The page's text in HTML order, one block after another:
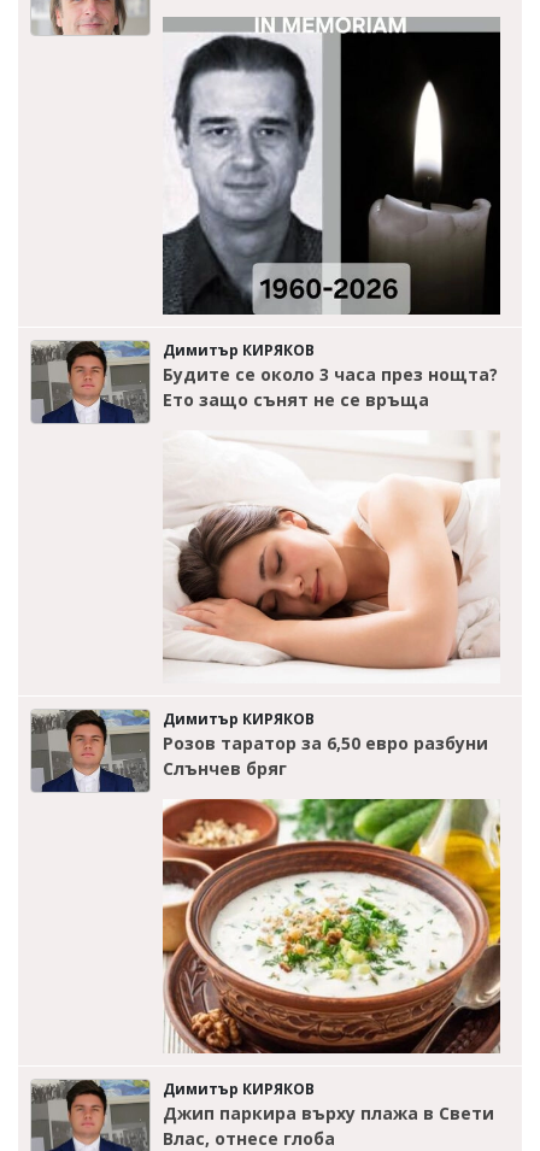
Димитър КИРЯКОВ
Будите се около 3 часа през нощта?
Ето защо сънят не се връща
Димитър КИРЯКОВ
Розов таратор за 6,50 евро разбуни
Слънчев бряг
Димитър КИРЯКОВ
Джип паркира върху плажа в Свети
Влас, отнесе глоба